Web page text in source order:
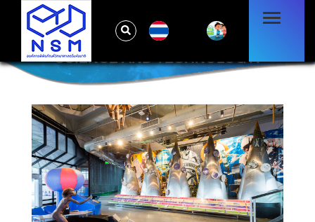
ZONE 2 HISTORY AND EVOLUTION OF
SCIENCE AND TECHNOLOGY: